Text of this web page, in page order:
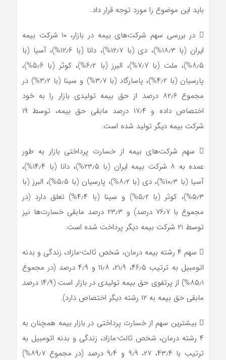
باید این موضوع را مورد توجه قرار داد.
 در بررسی سهم شرکت‌های بیمه در بازار، ۱۰ شرکت بیمه
ایران (با ۱۸٫۳%)، دی (با ۱۲٫۷%)، دانا (با ۱۲٫۶%)، آسیا (با
۸٫۵%)، ملت (با ۷٫۷%)، البرز (با ۶٫۲%)، کوثر (با ۵٫۶%)،
پارسیان (با ۴٫۲%)، پاسارگاد (با ۳٫۷%) و سینا (با ۳٫۲%) در
مجموع ۸۲٫۶ درصد از حق بیمه تولیدی بازار را به خود
اختصاص داده و ۱۷٫۴ درصد مابقی حق بیمه، توسط ۱۹
شرکت بیمه دیگر تولید شده است.
 سهم شرکت‌های بیمه از خسارت پرداختی بازار به طور
عمده به ۸ شرکت‌ بیمه ایران (با ۲۳٫۵%)، دانا (با ۱۴٫۴%)،
آسیا (با ۱۰٫۳%)، دی (با ۸٫۲%)، پارسیان (با ۵٫۵%)، البرز (با
۵٫۳%)، کوثر (با ۵٫۲%) و سینا (با ۴٫۴%) تعلق دارد (در
مجموع با ۷۶٫۷ درصد) و ۲۳٫۳ درصد مابقی خسارت‌ها نیز
توسط ۲۱ شرکت بیمه دیگر پرداخت شده است.
 سهم ۴ رشته بیمه درمان، شخص ثالث-مازاد، زندگی و بدنه
اتومبیل به ترتیب ۴۶٫۵، ۲۱٫۹، ۱۱٫۸ و ۴٫۹ درصد (در مجموع
۸۵٫۱%) از پرتفوی حق بیمه تولیدی در بازار است (۱۴٫۹ درصد
مابقی حق بیمه به ۱۲ رشته دیگر اختصاص دارد).
 بیشترین سهم از خسارت پرداختی در بازار بیمه همچنان به
۴ رشته درمان، شخص ثالث-مازاد، زندگی و بدنه اتومبیل به
ترتیب با ۴۳٫۴، ۲۷، ۹٫۹ و ۹٫۴ درصد (در مجموع ۸۹٫۷%)